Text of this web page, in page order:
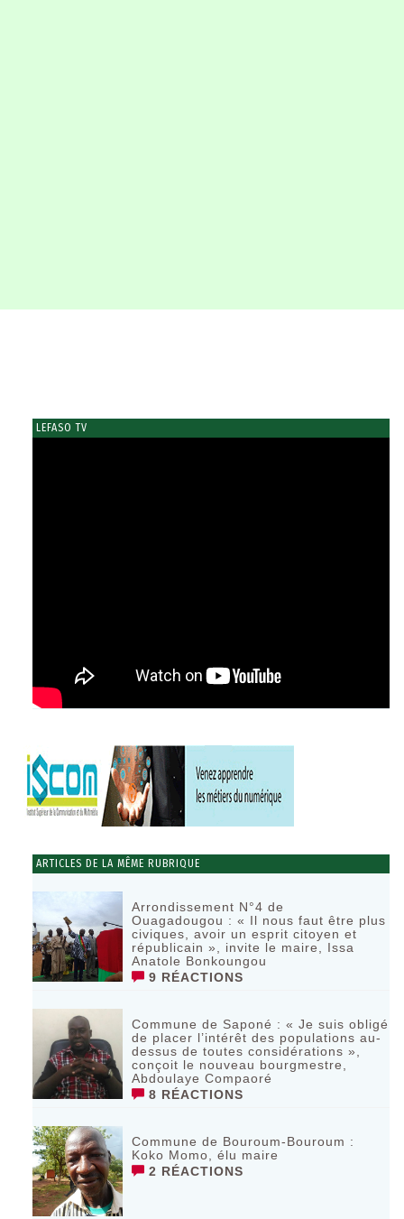
LEFASO TV
ARTICLES DE LA MÊME RUBRIQUE
Arrondissement N°4 de
Ouagadougou : « Il nous faut être plus
civiques, avoir un esprit citoyen et
républicain », invite le maire, Issa
Anatole Bonkoungou
9 RÉACTIONS
Commune de Saponé : « Je suis obligé
de placer l’intérêt des populations au-
dessus de toutes considérations »,
conçoit le nouveau bourgmestre,
Abdoulaye Compaoré
8 RÉACTIONS
Commune de Bouroum-Bouroum :
Koko Momo, élu maire
2 RÉACTIONS